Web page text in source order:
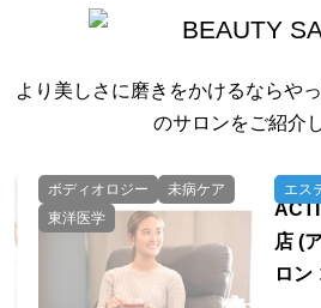
より美しさに磨きをかけるならや
のサロンをご紹介
ボディオロジー
未病ケア
東洋医学
エス
店 (
ロン